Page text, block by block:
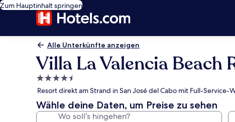
Zum Hauptinhalt springen
Alle Unterkünfte anzeigen
Villa La Valencia Beach
4.5-
Sterne-
Unterkunft
Resort direkt am Strand in San José del Cabo mit Full-
Wähle deine Daten, um Preise zu sehen
Wo soll’s hingehen?